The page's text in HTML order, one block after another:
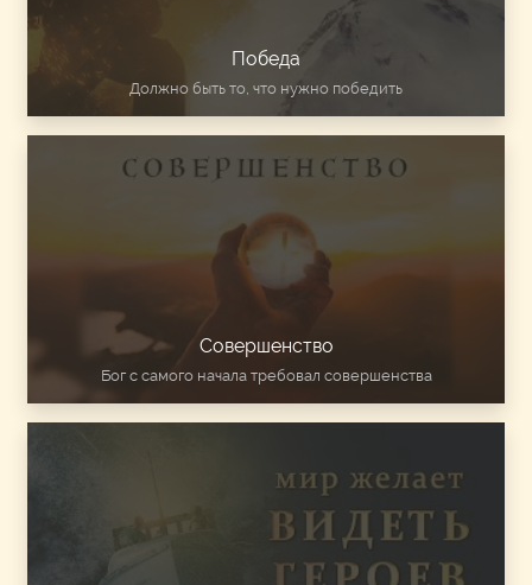
Победа
Должно быть то, что нужно победить
Совершенство
Бог с самого начала требовал совершенства